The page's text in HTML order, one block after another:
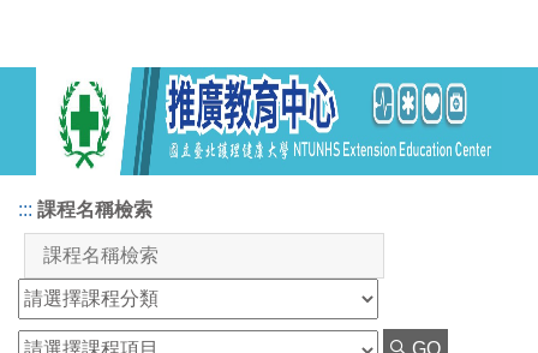
::: 課程名稱檢索